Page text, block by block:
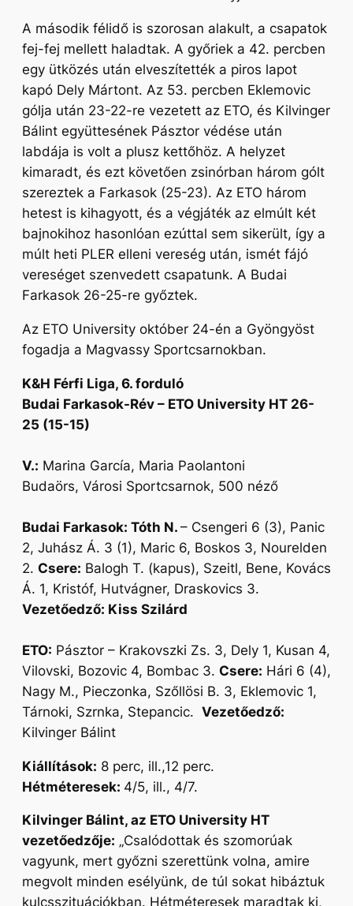
A második félidő is szorosan alakult, a csapatok
fej-fej mellett haladtak. A győriek a 42. percben
egy ütközés után elveszítették a piros lapot
kapó Dely Mártont. Az 53. percben Eklemovic
gólja után 23-22-re vezetett az ETO, és Kilvinger
Bálint együttesének Pásztor védése után
labdája is volt a plusz kettőhöz. A helyzet
kimaradt, és ezt követően zsinórban három gólt
szereztek a Farkasok (25-23). Az ETO három
hetest is kihagyott, és a végjáték az elmúlt két
bajnokihoz hasonlóan ezúttal sem sikerült, így a
múlt heti PLER elleni vereség után, ismét fájó
vereséget szenvedett csapatunk. A Budai
Farkasok 26-25-re győztek.
Az ETO University október 24-én a Gyöngyöst
fogadja a Magvassy Sportcsarnokban.
K&H Férfi Liga, 6. forduló
Budai Farkasok-Rév – ETO University HT 26-
25 (15-15)
V.: Marina García, Maria Paolantoni
Budaörs, Városi Sportcsarnok, 500 néző
Budai Farkasok: Tóth N. – Csengeri 6 (3), Panic
2, Juhász Á. 3 (1), Maric 6, Boskos 3, Nourelden
2. Csere: Balogh T. (kapus), Szeitl, Bene, Kovács
Á. 1, Kristóf, Hutvágner, Draskovics 3.
Vezetőedző: Kiss Szilárd
ETO: Pásztor – Krakovszki Zs. 3, Dely 1, Kusan 4,
Vilovski, Bozovic 4, Bombac 3. Csere: Hári 6 (4),
Nagy M., Pieczonka, Szőllösi B. 3, Eklemovic 1,
Tárnoki, Szrnka, Stepancic. Vezetőedző:
Kilvinger Bálint
Kiállítások: 8 perc, ill.,12 perc.
Hétméteresek: 4/5, ill., 4/7.
Kilvinger Bálint, az ETO University HT
vezetőedzője: „Csalódottak és szomorúak
vagyunk, mert győzni szerettünk volna, amire
megvolt minden esélyünk, de túl sokat hibáztuk
kulcsszituációkban. Hétméteresek maradtak ki,